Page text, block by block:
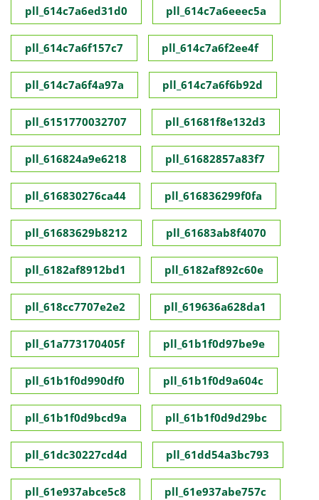
pll_614c7a6ed31d0 pll_614c7a6eeec5a
pll_614c7a6f157c7 pll_614c7a6f2ee4f
pll_614c7a6f4a97a pll_614c7a6f6b92d
pll_6151770032707 pll_61681f8e132d3
pll_616824a9e6218 pll_61682857a83f7
pll_616830276ca44 pll_616836299f0fa
pll_61683629b8212 pll_61683ab8f4070
pll_6182af8912bd1 pll_6182af892c60e
pll_618cc7707e2e2 pll_619636a628da1
pll_61a773170405f pll_61b1f0d97be9e
pll_61b1f0d990df0 pll_61b1f0d9a604c
pll_61b1f0d9bcd9a pll_61b1f0d9d29bc
pll_61dc30227cd4d pll_61dd54a3bc793
pll_61e937abce5c8 pll_61e937abe757c